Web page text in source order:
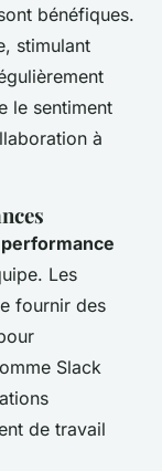
bénéfiques.
stimulant
le sentiment
à
Les
fournir des
Slack
de travail